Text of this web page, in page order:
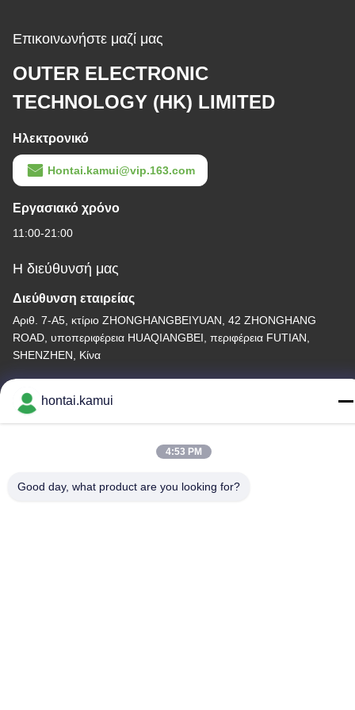
Επικοινωνήστε μαζί μας
OUTER ELECTRONIC
TECHNOLOGY (HK) LIMITED
Ηλεκτρονικό
Hontai.kamui@vip.163.com
Εργασιακό χρόνο
11:00-21:00
Η διεύθυνσή μας
Διεύθυνση εταιρείας
Αριθ. 7-Α5, κτίριο ZHONGHANGBEIYUAN, 42 ZHONGHANG
ROAD, υποπεριφέρεια HUAQIANGBEI, περιφέρεια FUTIAN,
SHENZHEN, Κίνα
Τηλεφώνημα
hontai.kamui
4:53 PM
Good day, what product are you looking for?